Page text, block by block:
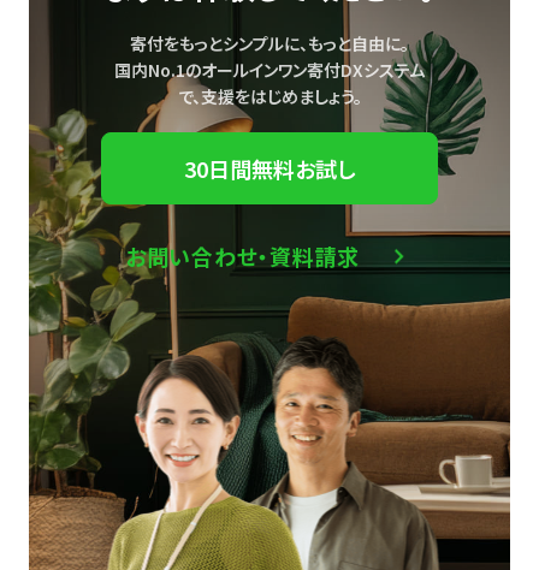
寄付をもっとシンプルに、もっと自由に。
国内No.1のオールインワン寄付DXシステム
で、支援をはじめましょう。
30日間無料お試し
お問い合わせ・資料請求